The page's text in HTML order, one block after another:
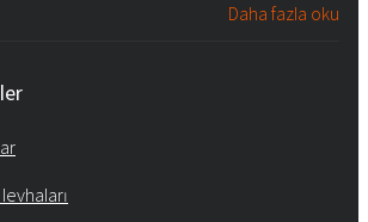
Daha fazla oku
levhaları